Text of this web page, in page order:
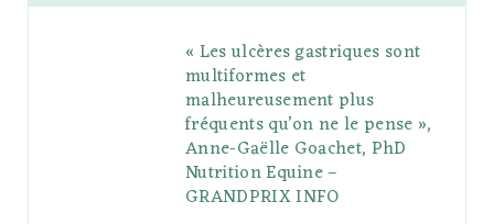
b
t
l
e
P
l
s
a
g
r
a
m
e
r
e
s
o
l
r
« Les ulcères gastriques sont
multiformes et
malheureusement plus
fréquents qu’on ne le pense »,
Anne-Gaëlle Goachet, PhD
Nutrition Equine –
GRANDPRIX INFO